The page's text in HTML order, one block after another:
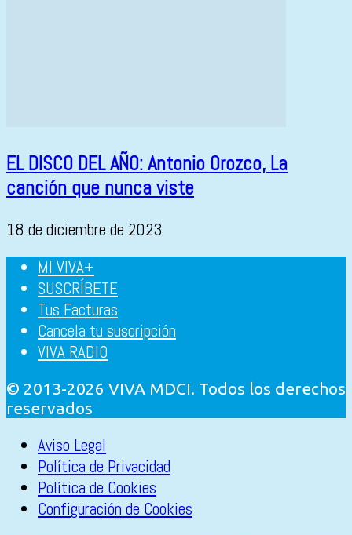
EL DISCO DEL AÑO: Antonio Orozco, La
canción que nunca viste
18 de diciembre de 2023
MI VIVA+
SUSCRÍBETE
Tus Facturas
Cancela tu suscripción
VIVA RADIO
© 2013-2026 VIVA MDCI. Todos los derechos
reservados
Aviso Legal
Política de Privacidad
Política de Cookies
Configuración de Cookies